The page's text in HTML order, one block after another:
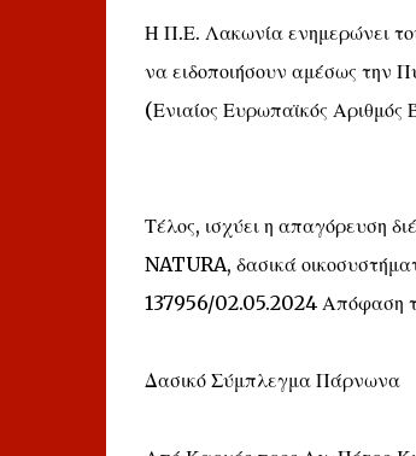
Η Π.Ε. Λακωνία ενημερώνει
να ειδοποιήσουν αμέσως την
(Ενιαίος Ευρωπαϊκός Αριθμός
Τέλος, ισχύει η απαγόρευση
NATURA, δασικά
137956/02.05.2024 Απόφαση
Δασικό Σύμπλεγμα Πάρνωνα